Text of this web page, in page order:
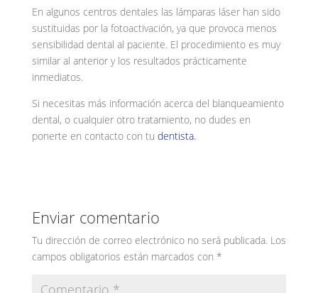
En algunos centros dentales las lámparas láser han sido
sustituidas por la fotoactivación, ya que provoca menos
sensibilidad dental al paciente. El procedimiento es muy
similar al anterior y los resultados prácticamente
inmediatos.
Si necesitas más información acerca del blanqueamiento
dental, o cualquier otro tratamiento, no dudes en
ponerte en contacto con tu dentista.
Enviar comentario
Tu dirección de correo electrónico no será publicada. Los
campos obligatorios están marcados con *